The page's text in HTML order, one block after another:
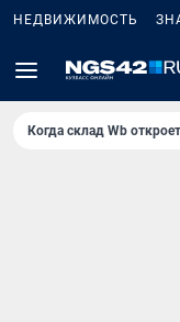
НЕДВИЖИМОСТЬ
Когда склад Wb